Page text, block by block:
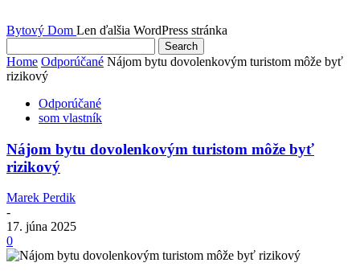
Bytový Dom Len ďalšia WordPress stránka
Home Odporúčané Nájom bytu dovolenkovým turistom môže byť
rizikový
Odporúčané
som vlastník
Nájom bytu dovolenkovým turistom môže byť
rizikový
Marek Perdik
-
17. júna 2025
0